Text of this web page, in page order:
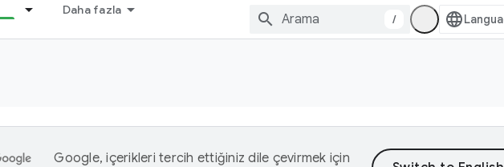
Daha fazla
/
Google, içerikleri tercih ettiğiniz dile çevirmek için